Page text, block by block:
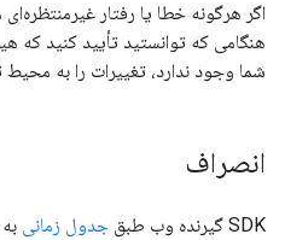
اگر هرگونه خطا یا رفتار
هنگامی که توانستید تأیید کنید
شما وجود ندارد، تغییرات را به
انصراف
SDK گیرنده وب طبق جدول زمانی